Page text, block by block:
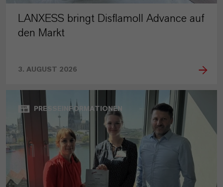
LANXESS bringt Disflamoll Advance auf
den Markt
3. AUGUST 2026
PRESSEINFORMATIONEN